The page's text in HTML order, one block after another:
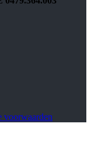
voorwaarden